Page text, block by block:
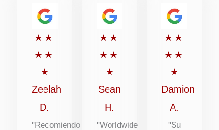
★ ★
★ ★
★
Puntuación:
5
de
5
Zeelah
D.
"Recomiendo
★ ★
★ ★
★
Puntuación:
5
de
5
Sean
H.
"Worldwide
★ ★
★ ★
★
5
5
Damion
A.
"Su